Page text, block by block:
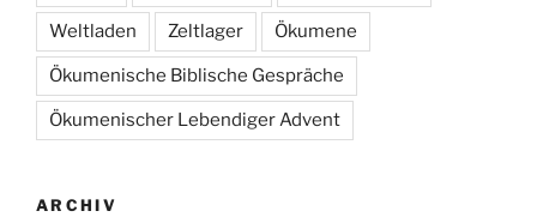
Weltladen Zeltlager Ökumene
Ökumenische Biblische Gespräche
Ökumenischer Lebendiger Advent
ARCHIV